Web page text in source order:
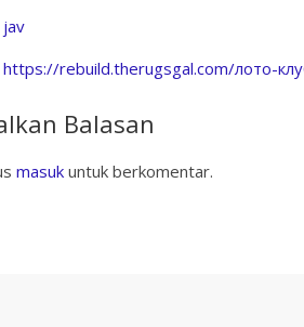
jav
https://rebuild.therugsgal.com/лото-
Balasan
masuk untuk berkomentar.